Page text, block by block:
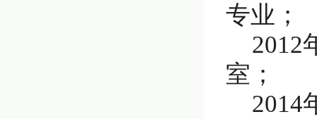
专业；
2012
室；
2014